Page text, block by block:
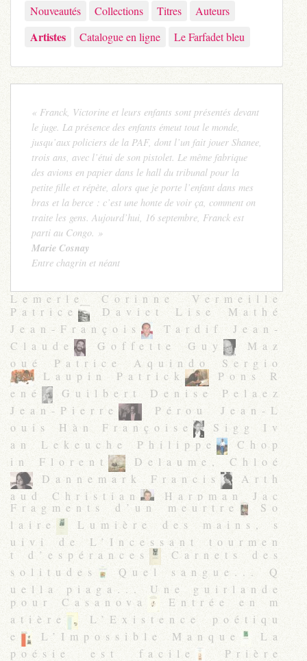
Nouveautés Collections Titres Auteurs
Artistes Catalogue en ligne Le Farfadet bleu
« Franck, Victorine et leurs enfants sont présentés devant
le juge. La présence des enfants émeut tout le monde,
jusqu’aux policiers de la PAF, dont l’un fait jouer Shanee,
trois ans, avec l’étui de son pistolet. Le même fabrique
des avions en papier dans le hall du tribunal pour la
petite fille et répète, alors que je porte l’enfant dans mes
bras et la berce : c’est une honte de voir ça, comment on
traite les gens. Aujourd’hui, 16 septembre, Franck est
parti au Congo. »
Marie Cosnay
Entre chagrin et néant
Lemerle Corinne Vermeille
Patrice
Daviet Lise Mathé
Jean-François
Tardif Jean-
Claude
Goffette Guy
Maz
oué Patrice Aquindo Sergio
Laupin Patrick
Pons R
ené
Guilbert Denise Pelaez
Jean-Pierre
Pérou Jean-L
ouis Hàn Françoise
Sigg Iv
an Lekeuche Philippe
Chop
in Florent
Delaume, Chloé
Dannemark Francis
Arth
aud Christian
Harpman Jac
queline Held Jacqueline
H
ayel Kélig
Smith Valérie
Rimlinger Nathalie-Noëlle
Maccheroni Henri
Buret Ne
lly
Sigg Ivan Mako
Fo
urcassié Sylvain
Fragments d’un meurtre
So
laire
Lumière des mains, s
uivi de L’Incessant tourmen
t d’espérances
Carnets des
solitudes
Quel sangue... Q
uella piaga... Une guirlande
pour Casanova
Entrée en m
atière
L’Existence poétiqu
e
L’Impossible Manque
La
poésie est facile
Prière